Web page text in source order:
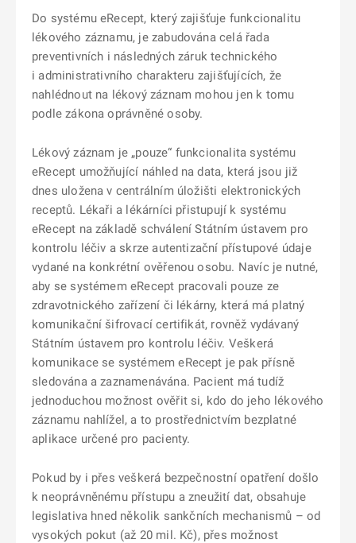
Do systému eRecept, který zajišťuje funkcionalitu
lékového záznamu, je zabudována celá řada
preventivních i následných záruk technického
i administrativního charakteru zajišťujících, že
nahlédnout na lékový záznam mohou jen k tomu
podle zákona oprávněné osoby.
Lékový záznam je „pouze“ funkcionalita systému
eRecept umožňující náhled na data, která jsou již
dnes uložena v centrálním úložišti elektronických
receptů. Lékaři a lékárníci přistupují k systému
eRecept na základě schválení Státním ústavem pro
kontrolu léčiv a skrze autentizační přístupové údaje
vydané na konkrétní ověřenou osobu. Navíc je nutné,
aby se systémem eRecept pracovali pouze ze
zdravotnického zařízení či lékárny, která má platný
komunikační šifrovací certifikát, rovněž vydávaný
Státním ústavem pro kontrolu léčiv. Veškerá
komunikace se systémem eRecept je pak přísně
sledována a zaznamenávána. Pacient má tudíž
jednoduchou možnost ověřit si, kdo do jeho lékového
záznamu nahlížel, a to prostřednictvím bezplatné
aplikace určené pro pacienty.
Pokud by i přes veškerá bezpečnostní opatření došlo
k neoprávněnému přístupu a zneužití dat, obsahuje
legislativa hned několik sankčních mechanismů – od
vysokých pokut (až 20 mil. Kč), přes možnost